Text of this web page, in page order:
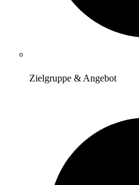
Zielgruppe & Angebot